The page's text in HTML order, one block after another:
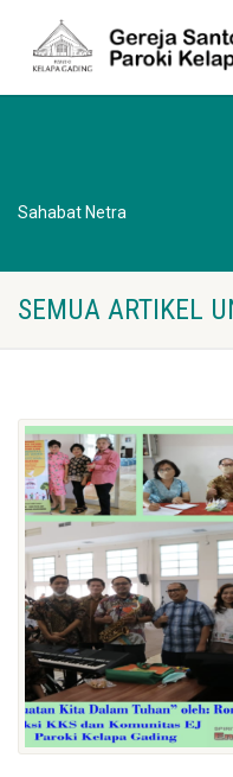
Sahabat Netra
SEMUA ARTIKEL